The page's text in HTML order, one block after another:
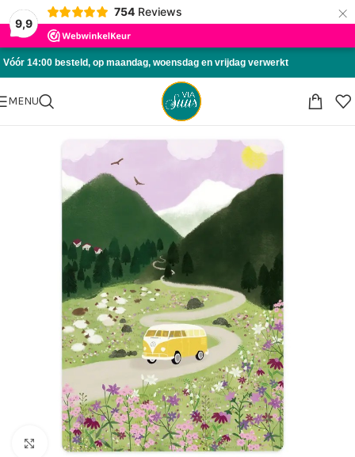
9,9
754 Reviews ×
Skip to navigation
Skip to main content
Vóór 14:00 besteld, op maandag, woensdag en vrijdag verwerkt
MENU
Click to enlarge